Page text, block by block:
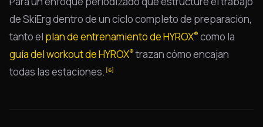
de SkiErg dentro de un ciclo completo de preparación,
tanto el plan de entrenamiento de HYROX® como la
guía del workout de HYROX®trazan cómo encajan
todas las estaciones. [6]